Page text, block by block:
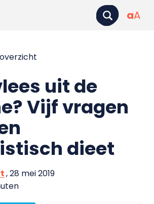
aA
uit de
Vijf vragen
dieet
, 28 mei 2019